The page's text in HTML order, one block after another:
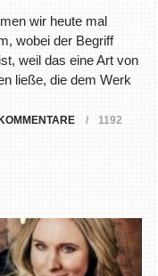
wir heute mal
wobei der Begriff
weil das eine Art von
ließe, die dem Werk
1192